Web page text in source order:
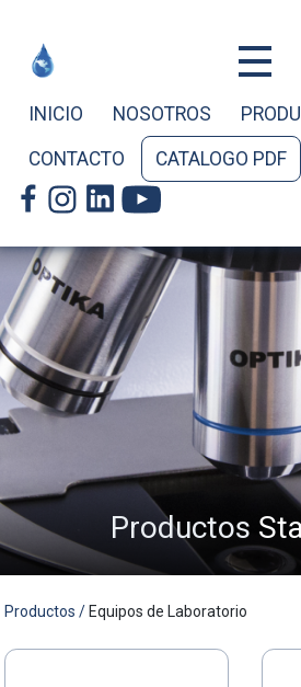
Equipos
Médicos
y
de
-
MASED
INICIO NOSOTROS
CONTACTO CATALOGO PDF
Productos
Productos / Equipos de Laboratorio